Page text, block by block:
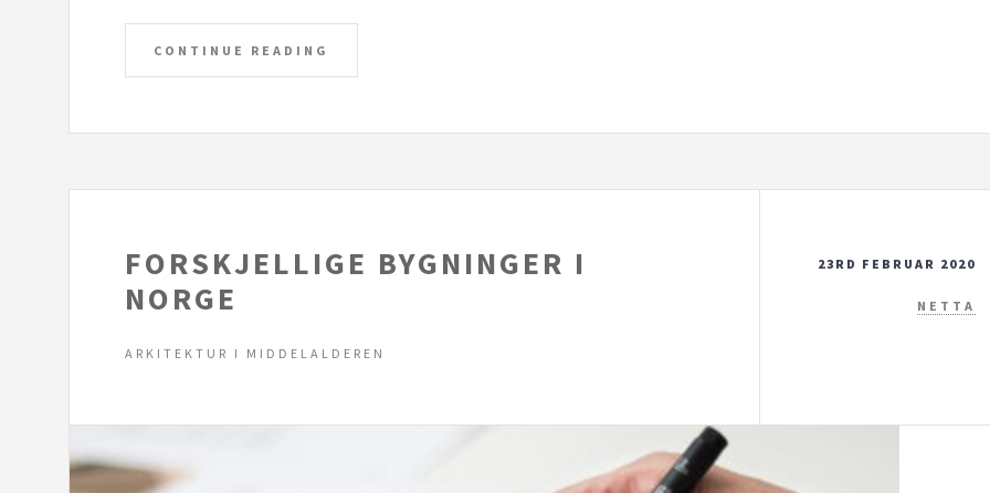
CONTINUE READING
FORSKJELLIGE BYGNINGER I
NORGE
ARKITEKTUR I MIDDELALDEREN
23RD FEBRUAR 2020
NETTA